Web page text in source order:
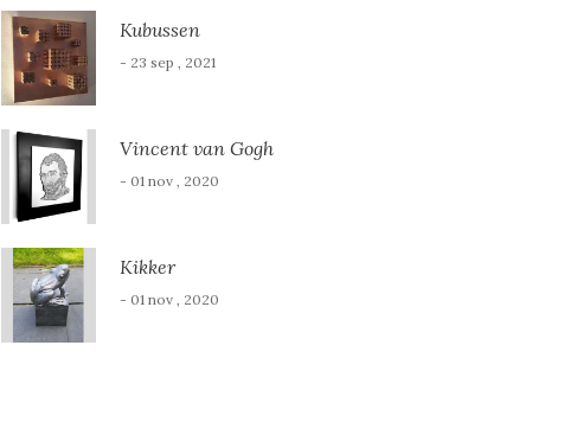
Kubussen
- 23 sep , 2021
Vincent van Gogh
- 01 nov , 2020
Kikker
- 01 nov , 2020